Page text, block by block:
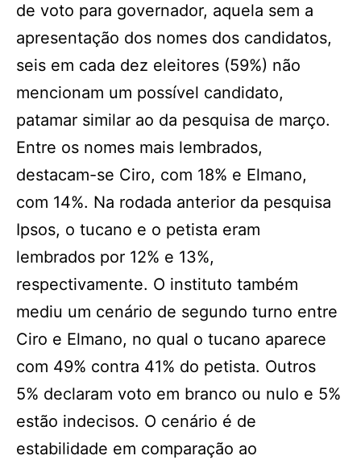
de voto para governador, aquela sem a
apresentação dos nomes dos candidatos,
seis em cada dez eleitores (59%) não
mencionam um possível candidato,
patamar similar ao da pesquisa de março.
Entre os nomes mais lembrados,
destacam-se Ciro, com 18% e Elmano,
com 14%. Na rodada anterior da pesquisa
Ipsos, o tucano e o petista eram
lembrados por 12% e 13%,
respectivamente. O instituto também
mediu um cenário de segundo turno entre
Ciro e Elmano, no qual o tucano aparece
com 49% contra 41% do petista. Outros
5% declaram voto em branco ou nulo e 5%
estão indecisos. O cenário é de
estabilidade em comparação ao